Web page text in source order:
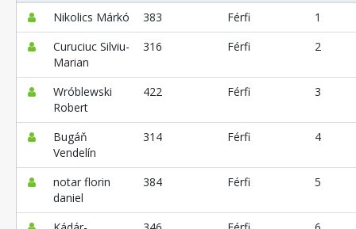
Nikolics Márkó
383 Férfi
1
Curuciuc Silviu-
Marian
316 Férfi 2
Wróblewski
Robert
422 Férfi 3
Bugáň
Vendelín
314 Férfi 4
notar florin
daniel
384 Férfi 5